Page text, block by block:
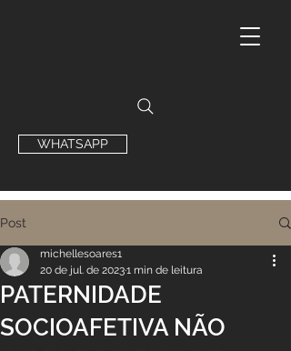
WHATSAPP
Post
PATERNIDADE
SOCIOAFETIVA NÃO
michellesoares1
20 de jul. de 20231 min de leitura